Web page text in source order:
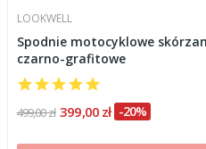
LOOKWELL
Spodnie motocyklowe
czarno-grafitowe
499,00 zł 399,00 zł -20%